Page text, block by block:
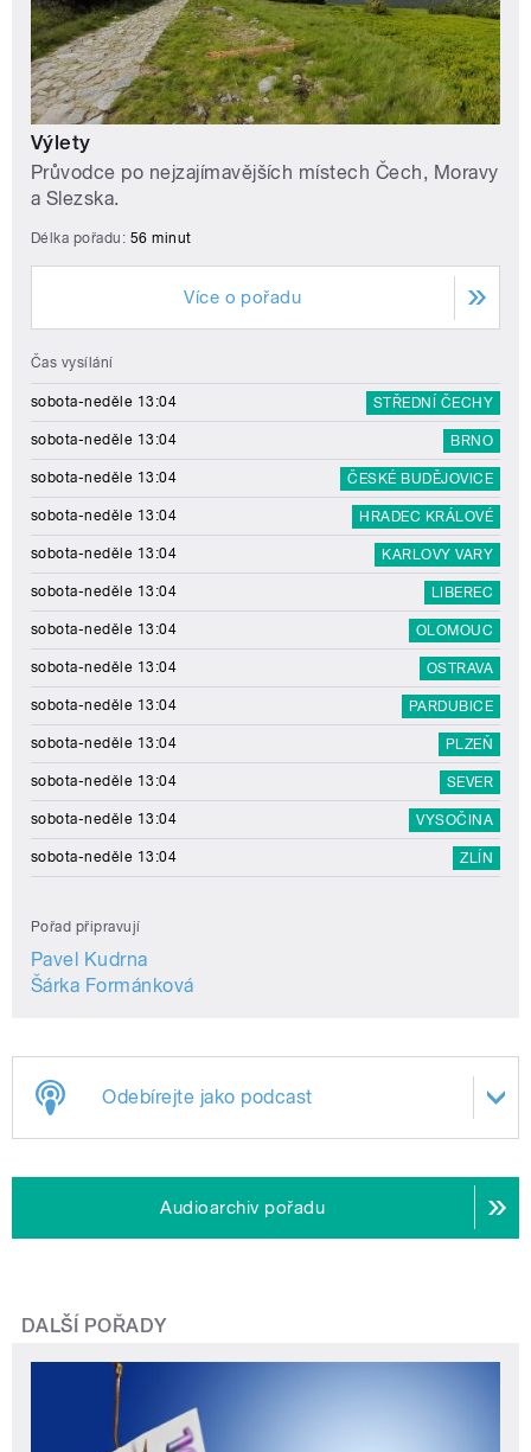
Výlety
Průvodce po nejzajímavějších místech Čech, Moravy
a Slezska.
Délka pořadu: 56 minut
Více o pořadu
Čas vysílání
sobota-neděle 13:04 STŘEDNÍ ČECHY
sobota-neděle 13:04 BRNO
sobota-neděle 13:04 ČESKÉ BUDĚJOVICE
sobota-neděle 13:04 HRADEC KRÁLOVÉ
sobota-neděle 13:04 KARLOVY VARY
sobota-neděle 13:04 LIBEREC
sobota-neděle 13:04 OLOMOUC
sobota-neděle 13:04 OSTRAVA
sobota-neděle 13:04 PARDUBICE
sobota-neděle 13:04 PLZEŇ
sobota-neděle 13:04 SEVER
sobota-neděle 13:04 VYSOČINA
sobota-neděle 13:04 ZLÍN
Pořad připravují
Pavel Kudrna
Šárka Formánková
Odebírejte jako podcast
Audioarchiv pořadu
DALŠÍ POŘADY